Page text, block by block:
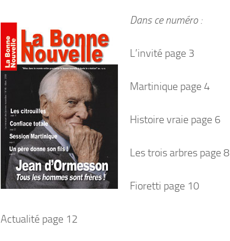
Dans ce numéro :
L’invité page 3
Martinique page 4
Histoire vraie page 6
Les trois arbres page 8
Fioretti page 10
Actualité page 12